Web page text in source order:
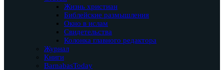
Жизнь христиан
Библейские размышления
Окно в ислам
Свидетельства
Колонка главного редактора
Журнал
Книги
BarnabasToday